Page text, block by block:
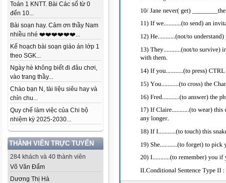
Toán 1 KNTT. Bài Các số từ 0
đến 10...
Bài soạn hay. Cảm ơn thầy Nam
nhiều nhé ❤️❤️❤️❤️❤️❤️...
Kế hoạch bài soạn giáo án lớp 1
theo SGK...
Ngày hè không biết đi đâu chơi,
vào trang thầy...
Chào bạn N, tài liệu siêu hay và
chỉn chu...
Quy chế làm việc của Chi bộ
nhiệm kỳ 2025-2030...
THÀNH VIÊN TRỰC TUYẾN
284 khách và 40 thành viên
Võ Văn Đẩm
Dương Thị Hà